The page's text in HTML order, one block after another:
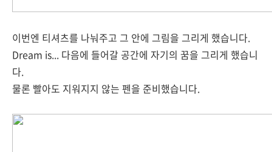
이번엔 티셔츠를 나눠주고 그 안에 그림을 그리게 했습니다.
Dream is... 다음에 들어갈 공간에 자기의 꿈을 그리게 했습니
다.
물론 빨아도 지워지지 않는 펜을 준비했습니다.